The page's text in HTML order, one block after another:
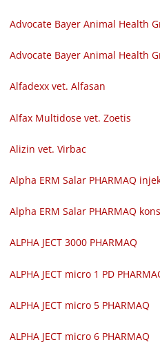
Advocate Bayer Animal Health
Advocate Bayer Animal Health
Alfadexx vet. Alfasan
Alfax Multidose vet. Zoetis
Alizin vet. Virbac
Alpha ERM Salar PHARMAQ
Alpha ERM Salar PHARMAQ
ALPHA JECT 3000 PHARMAQ
ALPHA JECT micro 1 PD
ALPHA JECT micro 5 PHARMAQ
ALPHA JECT micro 6 PHARMAQ